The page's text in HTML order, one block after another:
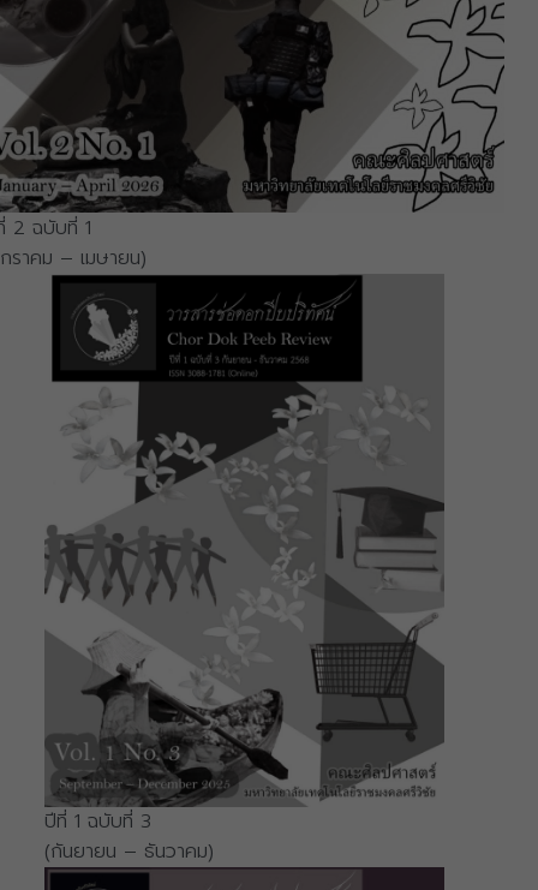
2 ฉบับที่ 1
ราคม – เมษายน)
ปีที่ 1 ฉบับที่ 3
(กันยายน – ธันวาคม)